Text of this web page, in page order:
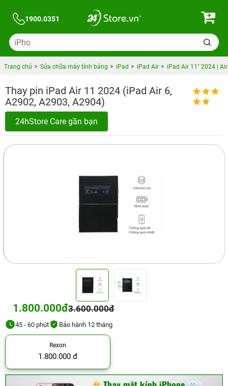
1900.0351
Trang chủ Sửa chữa máy tính bảng iPad iPad Air iPad Air 11" 2024 |
Thay pin iPad Air 11 2024 (iPad Air 6,
A2902, A2903, A2904)
24hStore Care gần bạn
1.800.000đ3.600.000đ
45 - 60 phút Bảo hành 12 tháng
Rexon
1.800.000 đ